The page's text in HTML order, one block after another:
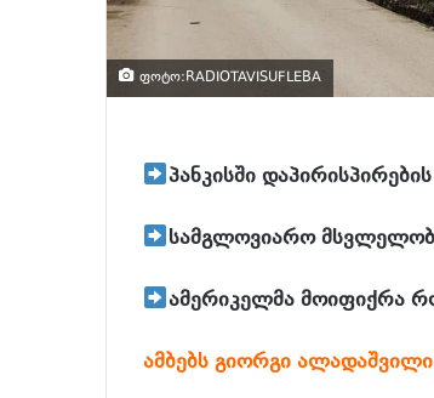
ფოტო:RADIOTAVISUFLEBA
პანკისში
სამგლოვიარო
ამერიკელმა მოიფიქრა
ამბებს გიორგი